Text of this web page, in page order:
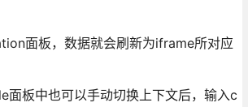
面板，数据就会刷新为iframe所对应
面板中也可以手动切换上下文后，输入c